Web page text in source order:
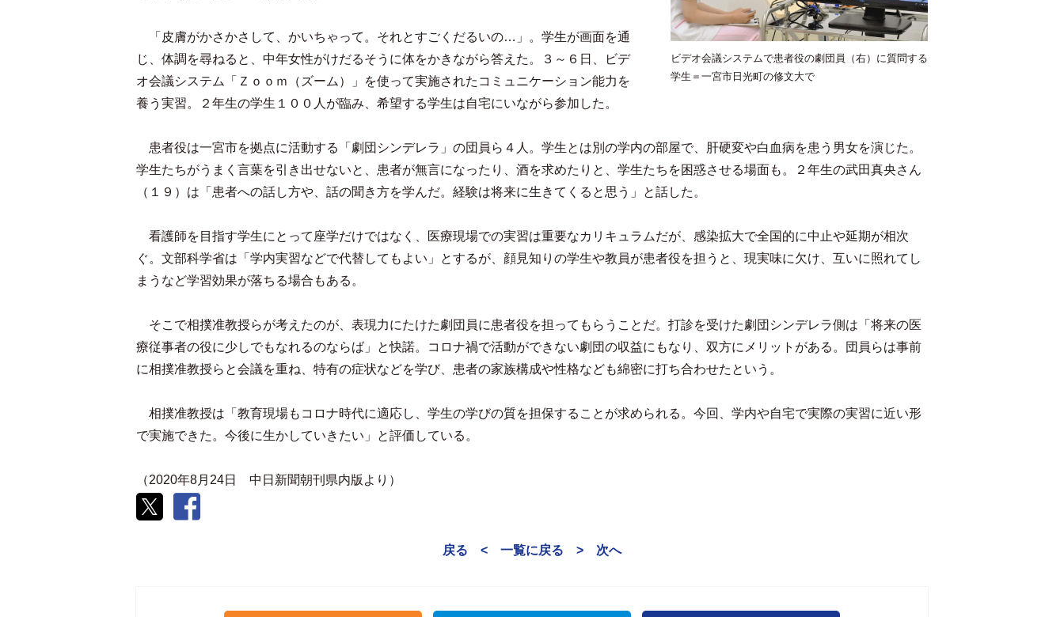
ビデオ会議システムで患者役の劇団員（右）に質問する
学生＝一宮市日光町の修文大で
「皮膚がかさかさして、かいちゃって。それとすごくだるいの…」。学生が画面を通
じ、体調を尋ねると、中年女性がけだるそうに体をかきながら答えた。３～６日、ビデ
オ会議システム「Ｚｏｏｍ（ズーム）」を使って実施されたコミュニケーション能力を
養う実習。２年生の学生１００人が臨み、希望する学生は自宅にいながら参加した。
患者役は一宮市を拠点に活動する「劇団シンデレラ」の団員ら４人。学生とは別の学内の部屋で、肝硬変や白血病を患う男女を演じた。
学生たちがうまく言葉を引き出せないと、患者が無言になったり、酒を求めたりと、学生たちを困惑させる場面も。２年生の武田真央さん
（１９）は「患者への話し方や、話の聞き方を学んだ。経験は将来に生きてくると思う」と話した。
看護師を目指す学生にとって座学だけではなく、医療現場での実習は重要なカリキュラムだが、感染拡大で全国的に中止や延期が相次
ぐ。文部科学省は「学内実習などで代替してもよい」とするが、顔見知りの学生や教員が患者役を担うと、現実味に欠け、互いに照れてし
まうなど学習効果が落ちる場合もある。
そこで相撲准教授らが考えたのが、表現力にたけた劇団員に患者役を担ってもらうことだ。打診を受けた劇団シンデレラ側は「将来の医
療従事者の役に少しでもなれるのならば」と快諾。コロナ禍で活動ができない劇団の収益にもなり、双方にメリットがある。団員らは事前
に相撲准教授らと会議を重ね、特有の症状などを学び、患者の家族構成や性格なども綿密に打ち合わせたという。
相撲准教授は「教育現場もコロナ時代に適応し、学生の学びの質を担保することが求められる。今回、学内や自宅で実際の実習に近い形
で実施できた。今後に生かしていきたい」と評価している。
（2020年8月24日 中日新聞朝刊県内版より）
戻る < 一覧に戻る > 次へ